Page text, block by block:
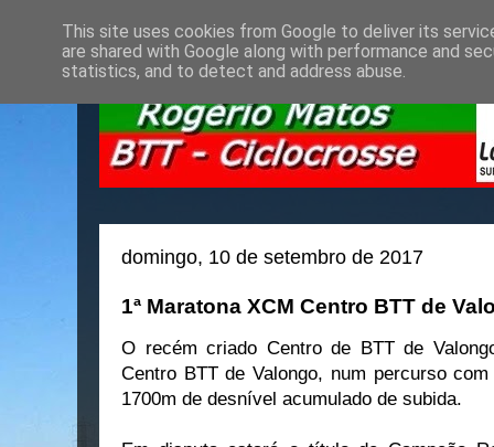
domingo, 10 de setembro de 2017
1ª Maratona XCM Centro BTT de
O recém criado Centro de BTT de
Centro BTT de Valongo, num percurso
1700m de desnível acumulado de subida.
This site uses cookies from Google to deliver its
are shared with Google along with performance and
statistics, and to detect and address abuse.